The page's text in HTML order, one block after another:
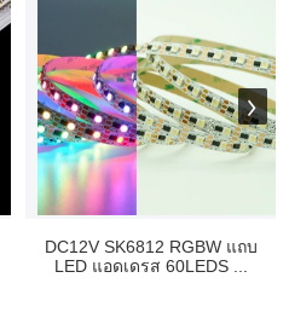
DC12V SK6812 RGBW แถบ
LED แอดเดรส 60LEDS ...